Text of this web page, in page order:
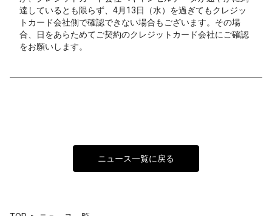
達しているとも限らず、4月13日（水）を過ぎてもクレジッ
トカード会社側で確認できない場合もございます。その場
合、日をあらためてご契約のクレジットカード会社にご確認
をお願いします。
ニュース一覧に戻る